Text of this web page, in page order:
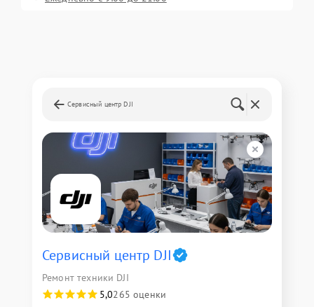
Сервисный центр DJI
Сервисный центр DJI
Ремонт техники DJI
5,0265 оценки